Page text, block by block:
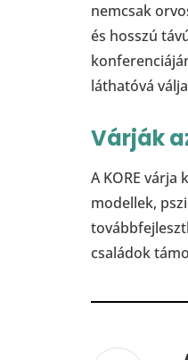
nemcsak
és hosszú
láthatóvá
Várják
A KORE
modellek,
családok